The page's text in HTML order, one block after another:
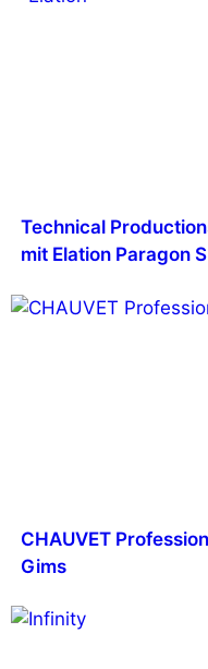
Technical
mit Elation Paragon S
CHAUVET
Gims